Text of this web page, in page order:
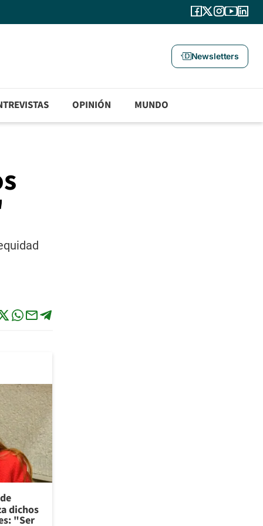
Newsletters
OPINIÓN MUNDO
dichos
"Ser